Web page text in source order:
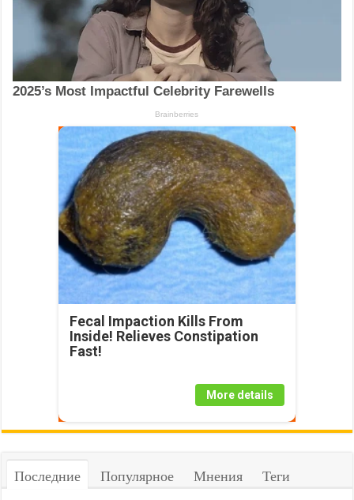
Fecal Impaction Kills From
Inside! Relieves Constipation
Fast!
More details
Последние Популярное Мнения Теги